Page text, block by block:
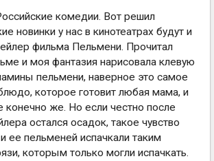
комедии. Вот решил
новинки у нас в кинотеатрах будут и
фильма Пельмени. Прочитал
и моя фантазия нарисовала клевую
пельмени, наверное это самое
которое готовит любая мама, и
же. Но если честно после
остался осадок, такое чувство
ее пельменей испачкали таким
которым только могли испачкать.